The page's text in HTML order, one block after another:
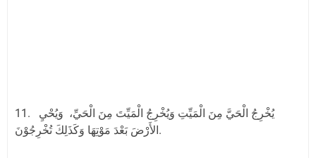
11. يُخْرِجُ الْحَيَّ مِنَ الْمَيِّتِ وَيُخْرِجُ الْمَيِّتَ مِنَ الْحَيِّ، وَيُحْيِ
الأَرْضَ بَعْدَ مَوْتِهَا وَكَذَلِكَ تُخْرِجُوْنَ.